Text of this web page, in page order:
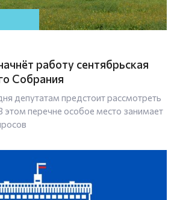
работу сентябрьская
Собрания
депутатам предстоит рассмотреть
этом перечне особое место занимает